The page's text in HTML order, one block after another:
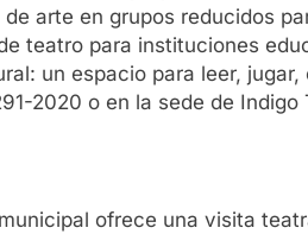
arte en grupos reducidos
teatro para instituciones
un espacio para leer,
2020 o en la sede de
ofrece una visita